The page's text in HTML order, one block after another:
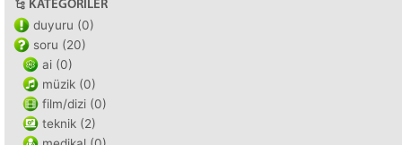
KATEGORILER
duyuru (0)
soru (20)
ai (0)
müzik (0)
film/dizi (0)
teknik (2)